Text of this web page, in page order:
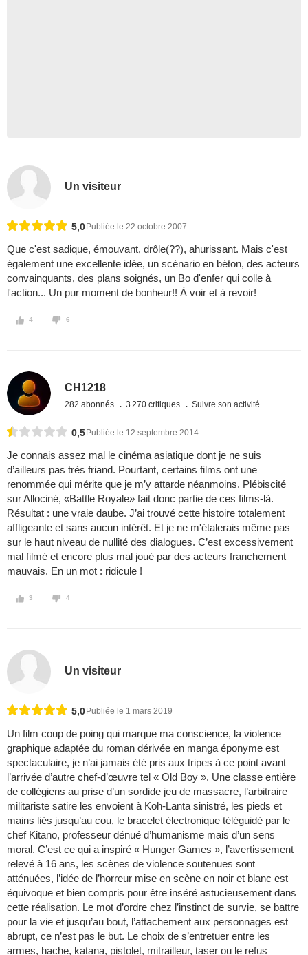
Un visiteur
5,0 Publiée le 22 octobre 2007
Que c'est sadique, émouvant, drôle(??), ahurissant. Mais c'est
également une excellente idée, un scénario en béton, des acteurs
convainquants, des plans soignés, un Bo d'enfer qui colle à
l'action... Un pur moment de bonheur!! À voir et à revoir!
4 6
CH1218
282 abonnés 3 270 critiques Suivre son activité
0,5 Publiée le 12 septembre 2014
Je connais assez mal le cinéma asiatique dont je ne suis
d’ailleurs pas très friand. Pourtant, certains films ont une
renommée qui mérite que je m’y attarde néanmoins. Plébiscité
sur Allociné, «Battle Royale» fait donc partie de ces films-là.
Résultat : une vraie daube. J’ai trouvé cette histoire totalement
affligeante et sans aucun intérêt. Et je ne m'étalerais même pas
sur le haut niveau de nullité des dialogues. C’est excessivement
mal filmé et encore plus mal joué par des acteurs franchement
mauvais. En un mot : ridicule !
3 4
Un visiteur
5,0 Publiée le 1 mars 2019
Un film coup de poing qui marque ma conscience, la violence
graphique adaptée du roman dérivée en manga éponyme est
spectaculaire, je n’ai jamais été pris aux tripes à ce point avant
l’arrivée d’autre chef-d’œuvre tel « Old Boy ». Une classe entière
de collégiens au prise d’un sordide jeu de massacre, l’arbitraire
militariste satire les envoient à Koh-Lanta sinistré, les pieds et
mains liés jusqu’au cou, le bracelet électronique téléguidé par le
chef Kitano, professeur dénué d’humanisme mais d’un sens
moral. C’est ce qui a inspiré « Hunger Games », l’avertissement
relevé à 16 ans, les scènes de violence soutenues sont
atténuées, l’idée de l’horreur mise en scène en noir et blanc est
équivoque et bien compris pour être inséré astucieusement dans
cette réalisation. Le mot d’ordre chez l’instinct de survie, se battre
pour la vie et jusqu’au bout, l’attachement aux personnages est
abrupt, ce n’est pas le but. Le choix de s’entretuer entre les
armes, hache, katana, pistolet, mitrailleur, taser ou le refus